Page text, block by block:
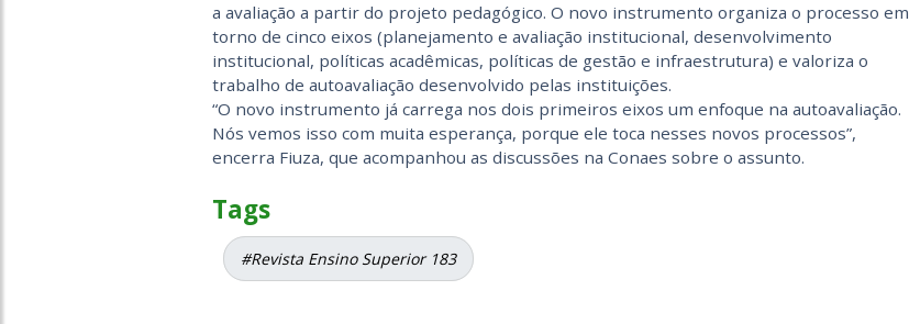
a avaliação a partir do projeto pedagógico. O novo instrumento organiza o processo em
torno de cinco eixos (planejamento e avaliação institucional, desenvolvimento
institucional, políticas acadêmicas, políticas de gestão e infraestrutura) e valoriza o
trabalho de autoavaliação desenvolvido pelas instituições.
“O novo instrumento já carrega nos dois primeiros eixos um enfoque na autoavaliação.
Nós vemos isso com muita esperança, porque ele toca nesses novos processos”,
encerra Fiuza, que acompanhou as discussões na Conaes sobre o assunto.
Tags
#Revista Ensino Superior 183